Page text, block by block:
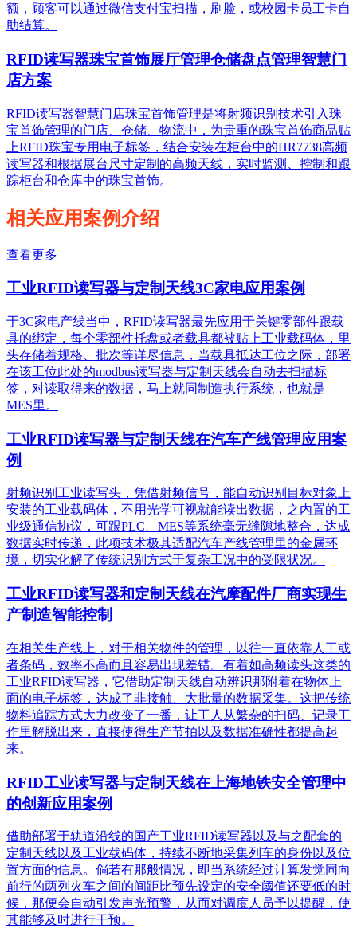
额，顾客可以通过微信支付宝扫描，刷脸，或校园卡员工卡自
助结算。
RFID读写器珠宝首饰展厅管理仓储盘点管理智慧门
店方案
RFID读写器智慧门店珠宝首饰管理是将射频识别技术引入珠
宝首饰管理的门店、仓储、物流中，为贵重的珠宝首饰商品贴
上RFID珠宝专用电子标签，结合安装在柜台中的HR7738高频
读写器和根据展台尺寸定制的高频天线，实时监测、控制和跟
踪柜台和仓库中的珠宝首饰。
相关应用案例介绍
查看更多
工业RFID读写器与定制天线3C家电应用案例
于3C家电产线当中，RFID读写器最先应用于关键零部件跟载
具的绑定，每个零部件托盘或者载具都被贴上工业载码体，里
头存储着规格、批次等详尽信息，当载具抵达工位之际，部署
在该工位此处的modbus读写器与定制天线会自动去扫描标
签，对读取得来的数据，马上就同制造执行系统，也就是
MES里。
工业RFID读写器与定制天线在汽车产线管理应用案
例
射频识别工业读写头，凭借射频信号，能自动识别目标对象上
安装的工业载码体，不用光学可视就能读出数据，之内置的工
业级通信协议，可跟PLC、MES等系统毫无缝隙地整合，达成
数据实时传递，此项技术极其适配汽车产线管理里的金属环
境，切实化解了传统识别方式于复杂工况中的受限状况。
工业RFID读写器和定制天线在汽摩配件厂商实现生
产制造智能控制
在相关生产线上，对于相关物件的管理，以往一直依靠人工或
者条码，效率不高而且容易出现差错。有着如高频读头这类的
工业RFID读写器，它借助定制天线自动辨识那附着在物体上
面的电子标签，达成了非接触、大批量的数据采集。这把传统
物料追踪方式大力改变了一番，让工人从繁杂的扫码、记录工
作里解脱出来，直接使得生产节拍以及数据准确性都提高起
来。
RFID工业读写器与定制天线在上海地铁安全管理中
的创新应用案例
借助部署于轨道沿线的国产工业RFID读写器以及与之配套的
定制天线以及工业载码体，持续不断地采集列车的身份以及位
置方面的信息。倘若有那般情况，即当系统经过计算发觉同向
前行的两列火车之间的间距比预先设定的安全阈值还要低的时
候，那便会自动引发声光预警，从而对调度人员予以提醒，使
其能够及时进行干预。